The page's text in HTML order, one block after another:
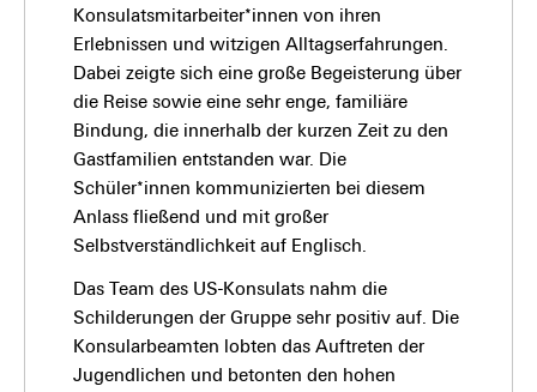
Konsulatsmitarbeiter*innen von ihren
Erlebnissen und witzigen Alltagserfahrungen.
Dabei zeigte sich eine große Begeisterung über
die Reise sowie eine sehr enge, familiäre
Bindung, die innerhalb der kurzen Zeit zu den
Gastfamilien entstanden war. Die
Schüler*innen kommunizierten bei diesem
Anlass fließend und mit großer
Selbstverständlichkeit auf Englisch.
Das Team des US-Konsulats nahm die
Schilderungen der Gruppe sehr positiv auf. Die
Konsularbeamten lobten das Auftreten der
Jugendlichen und betonten den hohen